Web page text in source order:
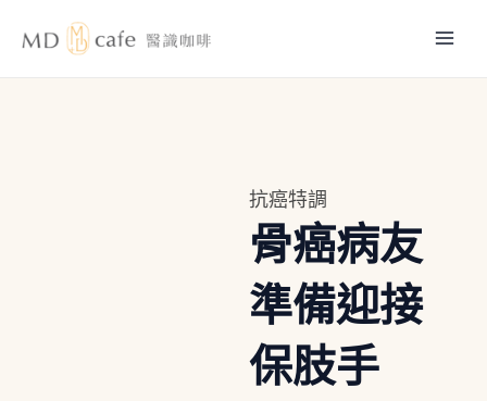
抗癌特調
骨癌病友
準備迎接
保肢手